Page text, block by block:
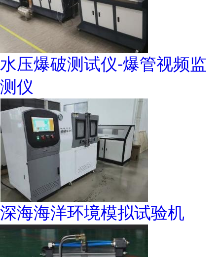
水压爆破测试仪-爆管视频监
测仪
深海海洋环境模拟试验机